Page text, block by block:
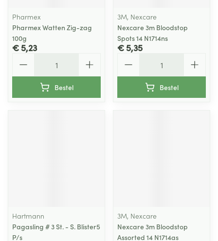
Pharmex
Pharmex Watten Zig-zag
100g
€ 5,23
Bestel
3M, Nexcare
Nexcare 3m Bloodstop
Spots 14 N1714ns
€ 5,35
Bestel
Hartmann
Pagasling # 3 St. - S. Blister5
P/s
3M, Nexcare
Nexcare 3m Bloodstop
Assorted 14 N1714as